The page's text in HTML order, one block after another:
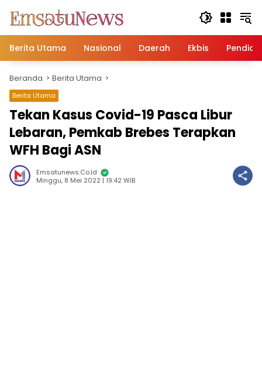
konten
Berita Utama
Nasional Daerah Ekbis
Beranda Berita Utama
Berita Utama
Tekan Kasus Covid-19 Pasca Libur
Lebaran, Pemkab Brebes Terapkan
WFH Bagi ASN
Emsatunews.co.id
Minggu, 8 Mei 2022 | 19:42 WIB